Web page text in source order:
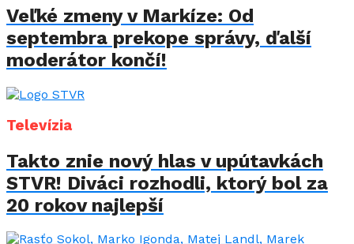
Veľké zmeny v Markíze: Od
septembra prekope správy, ďalší
moderátor končí!
Televízia
Takto znie nový hlas v upútavkách
STVR! Diváci rozhodli, ktorý bol za
20 rokov najlepší